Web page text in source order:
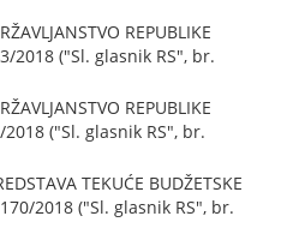
REPUBLIKE
2018 ("Sl. glasnik RS", br.
REPUBLIKE
2018 ("Sl. glasnik RS", br.
TEKUĆE BUDŽETSKE
2018 ("Sl. glasnik RS", br.